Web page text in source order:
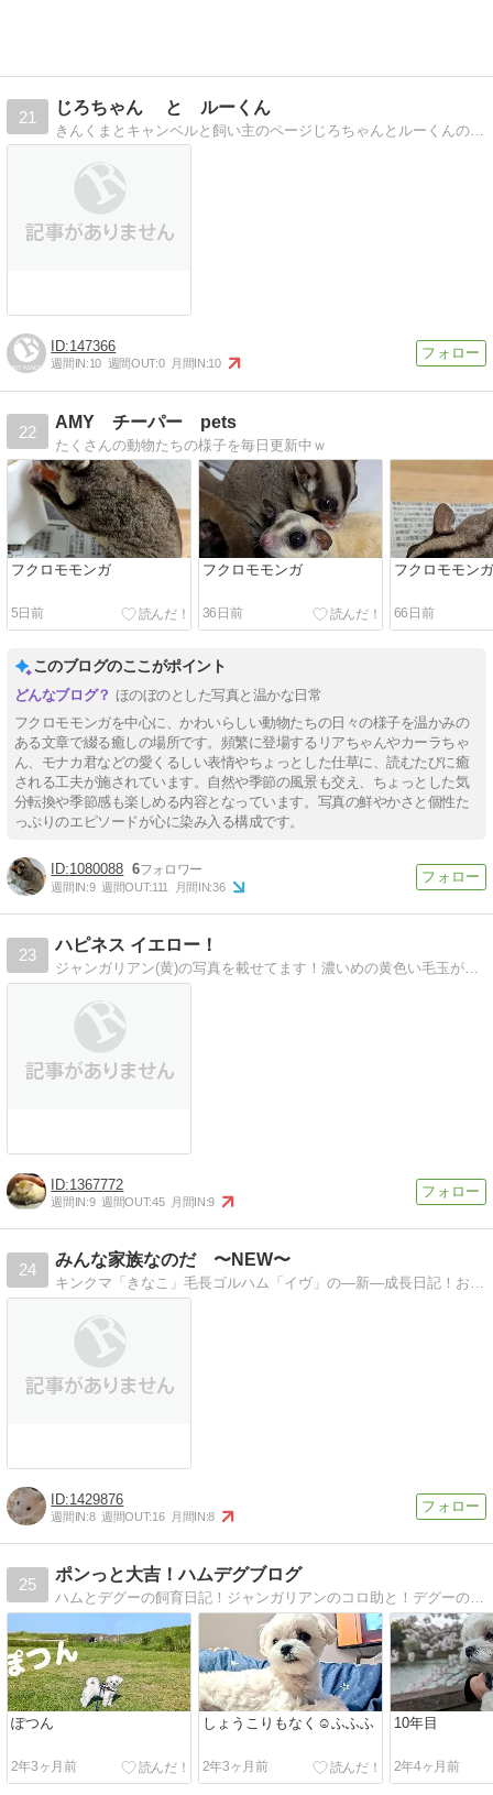
21
じろちゃん と ルーくん
きんくまとキャンベルと飼い主のページじろちゃんとルーくんの魅力を綴った飼い主の独りよがり日記です
147366
週間IN:10 週間OUT:0 月間IN:10
22
AMY チーパー pets
たくさんの動物たちの様子を毎日更新中ｗ
フクロモモンガ
5日前
フクロモモンガ
36日前
フクロモモンガ
66日前
このブログのここがポイント
ほのぼのとした写真と温かな日常
フクロモモンガを中心に、かわいらしい動物たちの日々の様子を温かみの
ある文章で綴る癒しの場所です。頻繁に登場するリアちゃんやカーラちゃ
ん、モナカ君などの愛くるしい表情やちょっとした仕草に、読むたびに癒
される工夫が施されています。自然や季節の風景も交え、ちょっとした気
分転換や季節感も楽しめる内容となっています。写真の鮮やかさと個性た
っぷりのエピソードが心に染み入る構成です。
1080088 6
週間IN:9 週間OUT:111 月間IN:36
23
ハピネス イエロー！
ジャンガリアン(黄)の写真を載せてます！濃いめの黄色い毛玉がモフモフしている姿を見て、癒されてみませんか？
1367772
週間IN:9 週間OUT:45 月間IN:9
24
みんな家族なのだ 〜NEW〜
キンクマ「きなこ」毛長ゴルハム「イヴ」の―新―成長日記！おっきくな〜れ＾＾
1429876
週間IN:8 週間OUT:16 月間IN:8
25
ポンっと大吉！ハムデグブログ
ハムとデグーの飼育日記！ジャンガリアンのコロ助と！デグーのあんず、紋次郎の日常を綴っております！
ぽつん
2年3ヶ月前
しょうこりもなく☺ふふふ
2年3ヶ月前
10年目
2年4ヶ月前